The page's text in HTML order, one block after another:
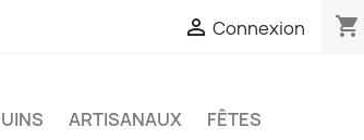
 Connexion shopping_cart
ARTISANAUX
FÊTES